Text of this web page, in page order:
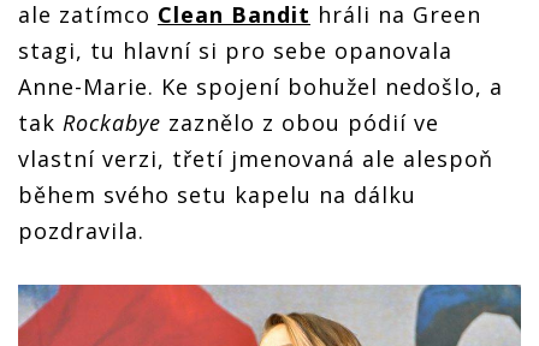
ale zatímco Clean Bandit hráli na Green
stagi, tu hlavní si pro sebe opanovala
Anne-Marie. Ke spojení bohužel nedošlo, a
tak Rockabye zaznělo z obou pódií ve
vlastní verzi, třetí jmenovaná ale alespoň
během svého setu kapelu na dálku
pozdravila.